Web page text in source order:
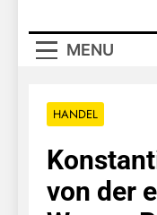
MENU
HANDEL
von der